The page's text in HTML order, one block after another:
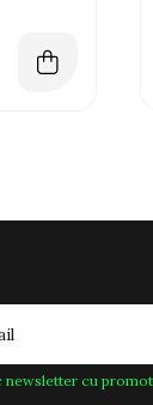
newsletter cu